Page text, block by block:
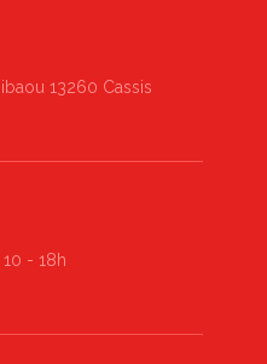
13260 Cassis
- 18h